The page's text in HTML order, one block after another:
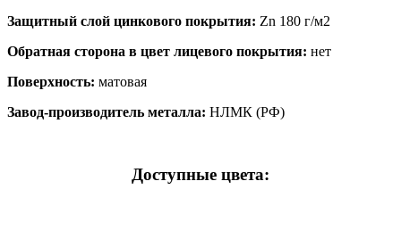
Защитный слой цинкового покрытия: Zn 180 г/м2
Обратная сторона в цвет лицевого покрытия: нет
Поверхность: матовая
Завод-производитель металла: НЛМК (РФ)
Доступные цвета: